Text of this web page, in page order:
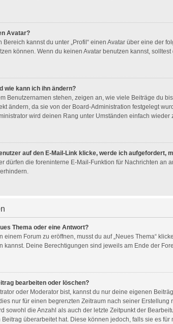
Avatar?
Bereich kannst du unter „Profil“ einen Avatar über eine der
können. Wenn du keinen Avatar benutzen kannst,
wie kann ich ihn ändern?
Benutzernamen stehen, zeigen an, wie viele Beiträge du
ändern, da sie von der Board-Administration festgelegt
wird deinen Rang unter Umständen einfach wieder
auf den E-Mail-Link klicke, werde ich aufgefordert,
dürfen die foreninterne E-Mail-Funktion für Nachrichten
Thema oder eine Antwort?
einem Forum zu eröffnen, musst du auf „Neues Thema“
kannst. Deine Berechtigungen sind jeweils am Ende der
bearbeiten oder löschen?
oder Moderator bist, kannst du nur deine eigenen
nur für einen begrenzten Zeitraum nach seiner
sowohl die Anzahl als auch der letzte Zeitpunkt der
überarbeitet hat. Diese können jedoch, falls sie es